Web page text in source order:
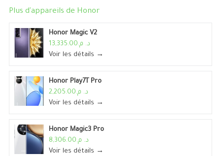
Plus d'appareils de Honor
Honor Magic V2
د. م.13,335.00
Voir les détails →
Honor Play7T Pro
د. م.2,205.00
Voir les détails →
Honor Magic3 Pro
د. م.8,306.00
Voir les détails →